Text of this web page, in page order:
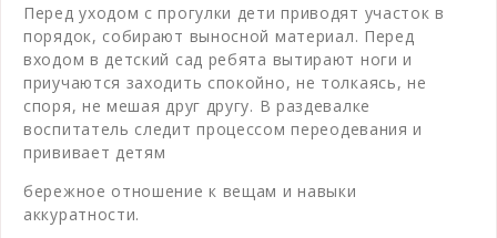
Перед уходом с прогулки дети приводят участок в
порядок, собирают выносной материал. Перед
входом в детский сад ребята вытирают ноги и
приучаются заходить спокойно, не толкаясь, не
споря, не мешая друг другу. В раздевалке
воспитатель следит процессом переодевания и
прививает детям
бережное отношение к вещам и навыки
аккуратности.